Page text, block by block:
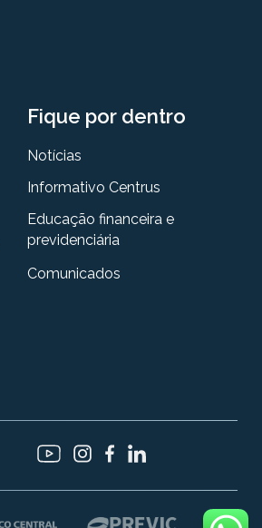
Fique por dentro
Notícias
Informativo Centrus
Educação financeira e
previdenciária
Comunicados